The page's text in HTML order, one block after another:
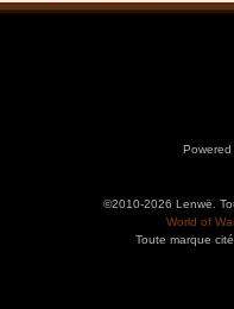
©2010-2026 Lenwë.
World of
Toute marque